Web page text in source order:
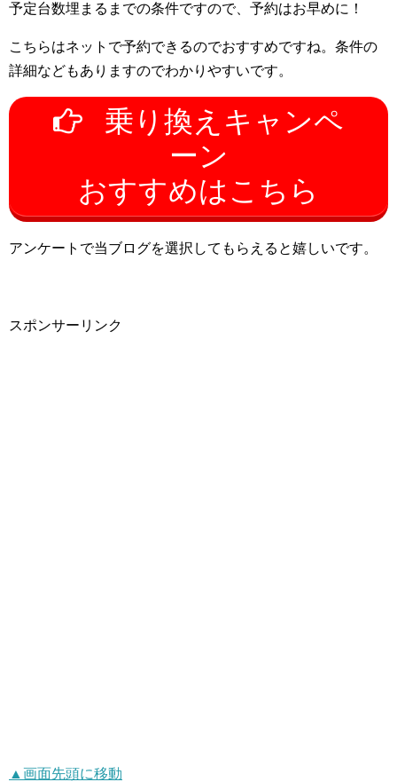
予定台数埋まるまでの条件ですので、予約はお早めに！
こちらはネットで予約できるのでおすすめですね。条件の
詳細などもありますのでわかりやすいです。
乗り換えキャンペ
ーン
おすすめはこちら
アンケートで当ブログを選択してもらえると嬉しいです。
スポンサーリンク
▲画面先頭に移動